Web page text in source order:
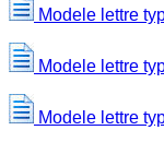
Modele lettre
Modele lettre
Modele lettre